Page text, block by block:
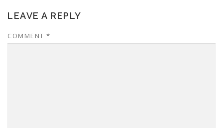
LEAVE A REPLY
COMMENT *